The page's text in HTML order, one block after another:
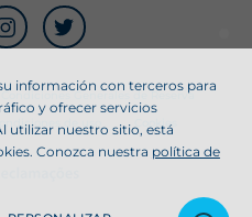
Condiciones Generales de Reserva
de uso Cookies
información con terceros para
y ofrecer servicios
utilizar nuestro sitio, está
Conozca nuestra política de